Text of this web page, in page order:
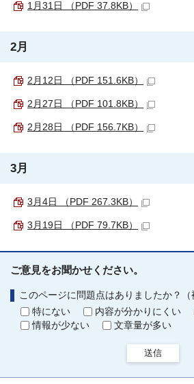
1月31日 （PDF 37.8KB）
2月
2月12日 （PDF 151.6KB）
2月27日 （PDF 101.8KB）
2月28日 （PDF 156.7KB）
3月
3月4日 （PDF 267.3KB）
3月19日 （PDF 79.7KB）
ご意見をお聞かせください。
このページに問題点はありましたか？（
特にない
内容が分かりにくい
情報が少ない
文章量が多い
送信